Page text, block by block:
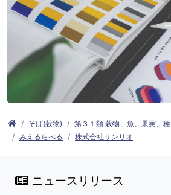
そば(穀物) 第３１類 穀物、魚、果実、種
みえるらべる
株式会社サンリオ
ニュースリリース